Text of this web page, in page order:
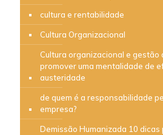
cultura e rentabilidade
Cultura Organizacional
Cultura organizacional e gestão
promover uma mentalidade de
austeridade
de quem é a responsabilidade
empresa?
Demissão Humanizada 10